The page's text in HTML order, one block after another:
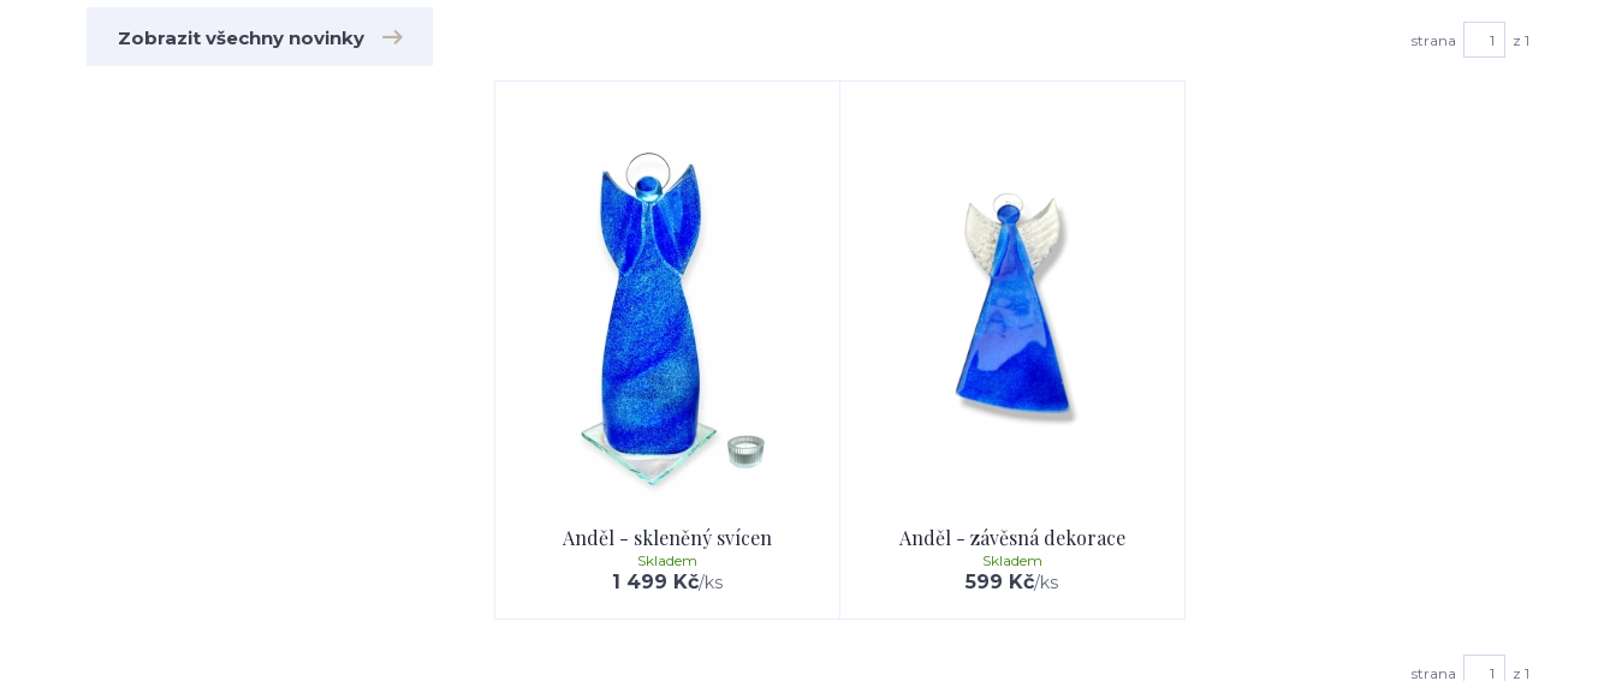
Zobrazit všechny novinky strana z 1
Anděl - skleněný svícen
1 499 Kč/ks
Skladem
Anděl - závěsná dekorace
599 Kč/ks
Skladem
strana z 1